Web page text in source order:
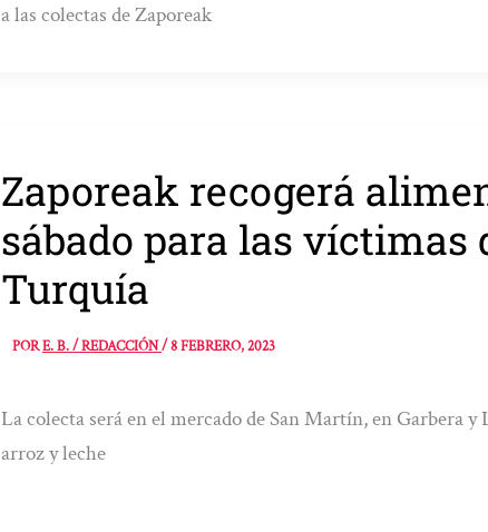
a las colectas de Zaporeak
Zaporeak recogerá
sábado para las víctimas
Turquía
PORE. B. / REDACCIÓN/8 FEBRERO, 2023
La colecta será en el mercado de San Martín, en Garbera
arroz y leche